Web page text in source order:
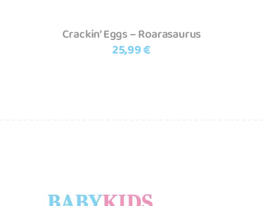
Crackin’ Eggs – Roarasaurus
25,99€